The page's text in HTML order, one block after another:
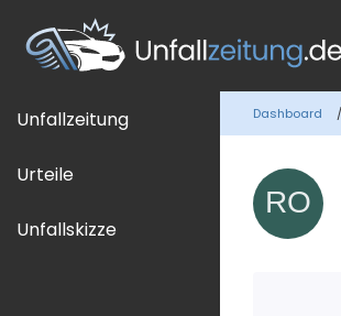
Unfallzeitung
Urteile
Unfallskizze
Dashboard